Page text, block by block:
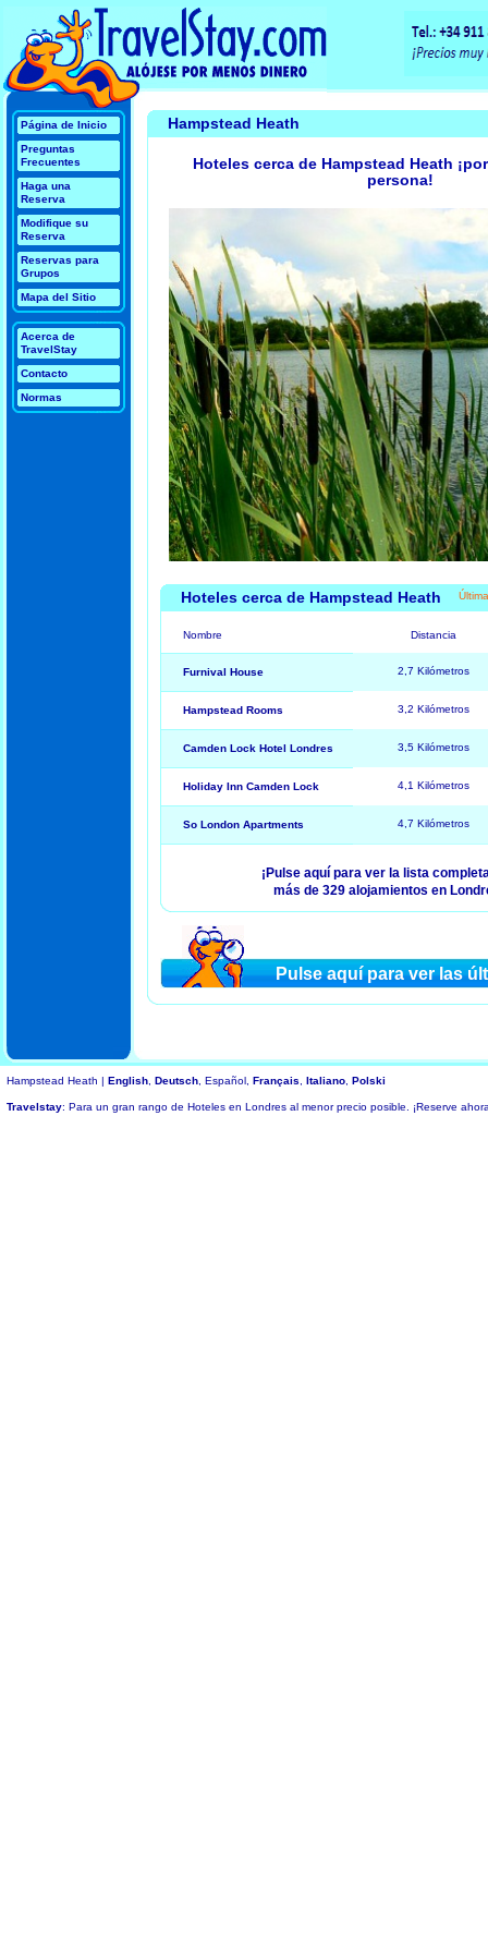
Hampstead Heath
Hoteles cerca de Hampstead Heath
persona!
Hoteles cerca de Hampstead Heath
Nombre Distancia
Furnival House 2,7 Kilómetros
Hampstead Rooms 3,2 Kilómetros
Camden Lock Hotel Londres 3,5 Kilómetros
Holiday Inn Camden Lock 4,1 Kilómetros
So London Apartments 4,7 Kilómetros
¡Pulse aquí para ver la lista
más de 329 alojamientos en
Pulse aquí para ver las
Página de Inicio
Preguntas
Frecuentes
Haga una
Reserva
Modifique su
Reserva
Reservas para
Grupos
Mapa del Sitio
Acerca de
TravelStay
Contacto
Normas
Hampstead Heath | English Deutsch , Español, Français Italiano Polski
Travelstay: Para un gran rango de Hoteles en Londres al menor precio posible. ¡Reserve